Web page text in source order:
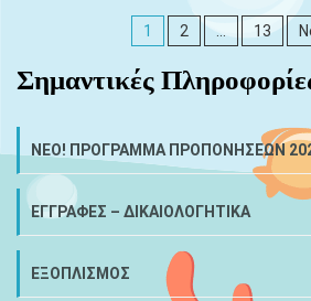
1 2 … 13
Σημαντικές
NEO! ΠΡΟΓΡΑΜΜΑ ΠΡΟΠΟΝΗΣΕΩΝ
ΕΓΓΡΑΦΕΣ – ΔΙΚΑΙΟΛΟΓΗΤΙΚΑ
ΕΞΟΠΛΙΣΜΟΣ